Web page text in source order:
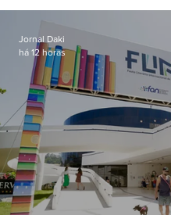
apreensão na
Jornal Daki
há 12 horas